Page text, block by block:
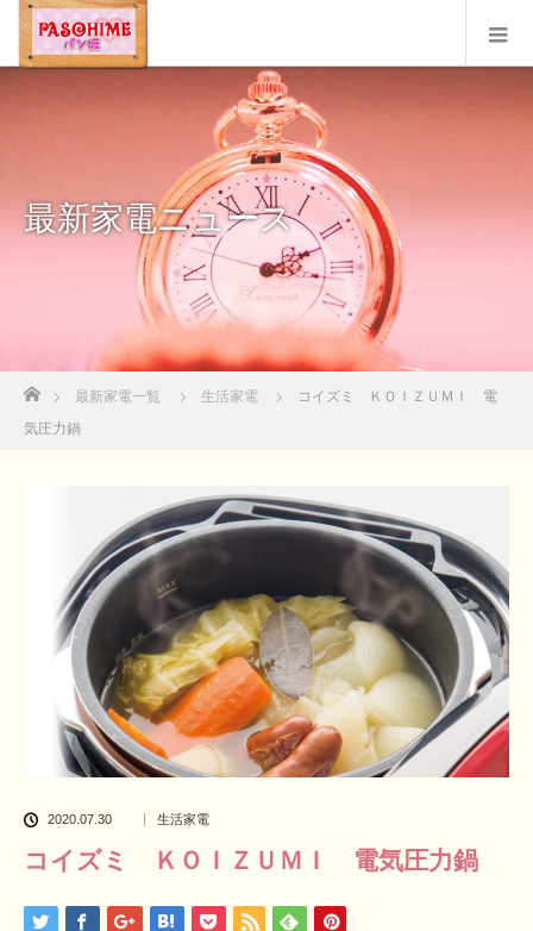
最新家電ニュース
ホーム
最新家電一覧 生活家電
コイズミ ＫＯＩＺＵＭＩ 電
気圧力鍋
2020.07.30 生活家電
コイズミ ＫＯＩＺＵＭＩ 電気圧力鍋